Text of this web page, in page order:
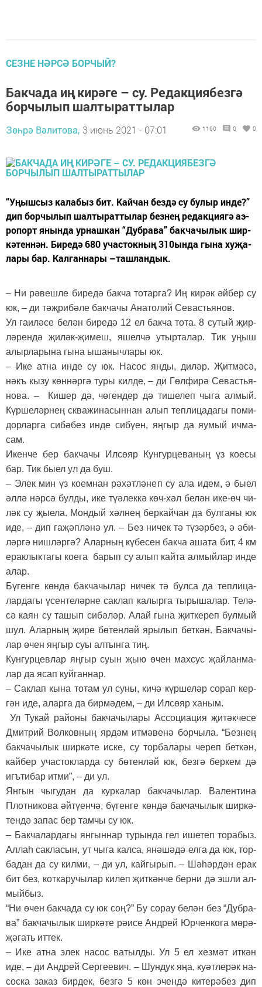
СЕЗНЕ НӘРСӘ БОРЧЫЙ?
Бак­ча­да иң ки­рә­ге – су. Редакциябезгә
борчылып шалтыраттылар
Зөһрә Вәлитова, 3 июнь 2021 - 07:01 1160 0 0
“Уңыш­сыз ка­ла­быз бит. Кай­чан без­дә су бу­лыр ин­де?”
дип бор­чы­лып шал­ты­рат­ты­лар без­нең ре­дак­ци­я­гә аэ­
ро­порт янын­да ур­наш­кан “Дуб­ра­ва” бак­ча­чы­лык шир­
кә­тен­нән. Би­ре­дә 680 учас­ток­ның 310ын­да гы­на ху­җа­
ла­ры бар. Кал­ган­на­ры –таш­лан­дык.
– Ни рә­веш­ле би­ре­дә бак­ча то­тар­га? Иң ки­рәк әй­бер су
юк, – ди тәҗ­ри­бә­ле бак­ча­чы Ана­то­лий Се­васть­я­нов.
Ул га­и­лә­се бе­лән би­ре­дә 12 ел бак­ча то­та. 8 су­тый җир­
лә­рен­дә җи­ләк-җи­меш, яшел­чә утыр­та­лар. Тик уңыш
алыр­ла­ры­на гы­на ыша­ныч­ла­ры юк.
– Ике ат­на ин­де су юк. На­сос ян­ды, ди­ләр. Җит­мә­сә,
нәкъ кы­зу көн­нәр­гә ту­ры кил­де, – ди Гөл­фи­рә Се­васть­я­
но­ва. – Ки­шер дә, чө­ген­дер дә ти­ше­леп чы­га ал­мый.
Күр­ше­ләр­нең сква­жи­на­сын­нан алып теп­ли­ца­да­гы по­ми­
дор­лар­га си­бә­без ин­де си­бү­ен, яң­гыр да яу­мый ич­ма­
сам.
Икен­че бер бак­ча­чы Ил­сө­яр Кун­гур­це­ва­ның үз ко­е­сы
бар. Тик бы­ел ул да буш.
– Элек мин үз ко­ем­нан рә­хәт­лә­неп су ала идем, ә бы­ел
әл­лә нәр­сә бул­ды, ике тү­ә­лек­кә көч-хәл бе­лән ике-өч чи­
ләк су җы­е­ла. Мон­дый хәл­нең бер­кай­чан да бул­га­ны юк
иде, – дип га­җәп­лә­нә ул. – Без ни­чек тә тү­зәр­без, ә әби­
ләр­гә ниш­ләр­гә? Алар­ның кү­бе­сен бак­ча аша­та бит, 4 км
ерак­лык­та­гы ко­е­га ба­рып су алып кай­та ал­мый­лар ин­де
алар.
Бү­ген­ге көн­дә бак­ча­чы­лар ни­чек тә бул­са да теп­ли­ца­
лар­да­гы үсен­те­ләр­не сак­лап ка­лыр­га ты­ры­ша­лар. Те­лә­
сә ка­ян су та­шып си­бә­ләр. Алай гы­на җит­ке­реп бул­мый
шул. Алар­ның җи­ре бө­тен­ләй яры­лып бет­кән. Бак­ча­чы­
лар өчен яң­гыр суы ал­тын­га тиң.
Кун­гур­цев­лар яң­гыр су­ын җыю өчен мах­сус җай­лан­ма­
лар да ясап куй­ган­нар.
– Сак­лап кы­на то­там ул су­ны, ки­чә күр­ше­ләр со­рап кер­
гән иде, алар­га да бир­мә­дем, – ди Ил­сө­яр ха­ным.
Ул Ту­кай ра­йо­ны бак­ча­чы­ла­ры Ас­со­ци­а­ция җи­тәк­че­се
Дмит­рий Вол­ков­ның яр­дәм ит­мә­ве­нә бор­чы­ла. “Без­нең
бак­ча­чы­лык шир­кә­те ис­ке, су тор­ба­ла­ры че­реп бет­кән,
кай­бер учас­ток­лар­да су бө­тен­ләй юк, без­гә бер­кем дә
игъ­ти­бар ит­ми”, – ди ул.
Ян­гын чы­гу­дан да кур­ка­лар бак­ча­чы­лар. Ва­лен­ти­на
Плот­ни­ко­ва әй­тү­ен­чә, бү­ген­ге көн­дә бак­ча­чы­лык шир­кә­
тен­дә за­пас бер там­чы су юк.
– Бак­ча­лар­да­гы ян­гын­нар ту­рын­да гел ише­теп то­ра­быз.
Ал­лаһ сак­ла­сын, ут чы­га кал­са, янә­шә­дә ел­га да юк, тор­
ба­дан да су кил­ми, – ди ул, кай­гы­рып. – Шә­һәр­дән ерак
бит без, кот­ка­ру­чы­лар ки­леп җит­кән­че бер­ни дә эш­ли ал­
мый­быз.
“Ни өчен бак­ча­да су юк соң?” Бу со­рау бе­лән без “Дуб­ра­
ва” бак­ча­чы­лык шир­кә­те рә­и­се Ан­дрей Юр­чен­ко­га мө­рә­
җә­гать ит­тек.
– Ике ат­на элек на­сос ва­тыл­ды. Ул 5 ел хез­мәт ит­кән
иде, – ди Ан­дрей Сер­ге­е­вич. – Шун­дук яңа, ку­әт­ле­рәк на­
сос­ка за­каз бир­дек, без­гә 5 көн эчен­дә ки­те­рә­без дип